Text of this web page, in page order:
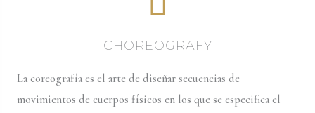
CHOREOGRAFY
La coreografía es el arte de diseñar secuencias de
movimientos de cuerpos físicos en los que se especifica el